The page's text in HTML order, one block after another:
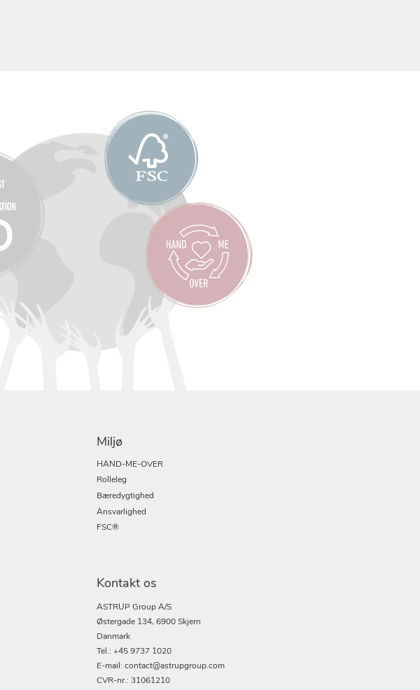
Miljø
HAND-ME-OVER
Rolleleg
Bæredygtighed
Ansvarlighed
FSC®
Kontakt os
ASTRUP Group A/S
Østergade 134, 6900 Skjern
Danmark
Tel.: +45 9737 1020
E-mail: contact@astrupgroup.com
CVR-nr.: 31061210